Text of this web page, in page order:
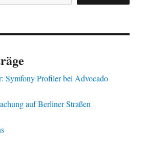
Symfony Profiler bei Advocado
auf Berliner Straßen